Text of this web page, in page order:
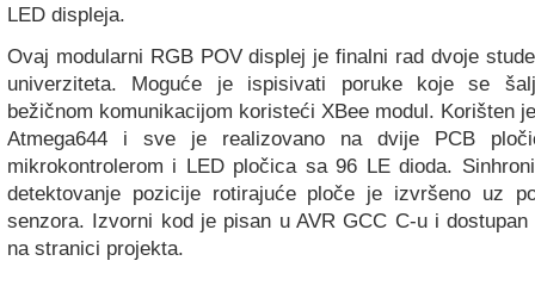
LED displeja.
Ovaj modularni RGB POV displej je finalni rad dvoje
univerziteta. Moguće je ispisivati poruke koje se
bežičnom komunikacijom koristeći XBee modul. Korišten
Atmega644 i sve je realizovano na dvije PCB
mikrokontrolerom i LED pločica sa 96 LE dioda.
detektovanje pozicije rotirajuće ploče je izvršeno uz
senzora. Izvorni kod je pisan u AVR GCC C-u i dostupan
na stranici projekta.